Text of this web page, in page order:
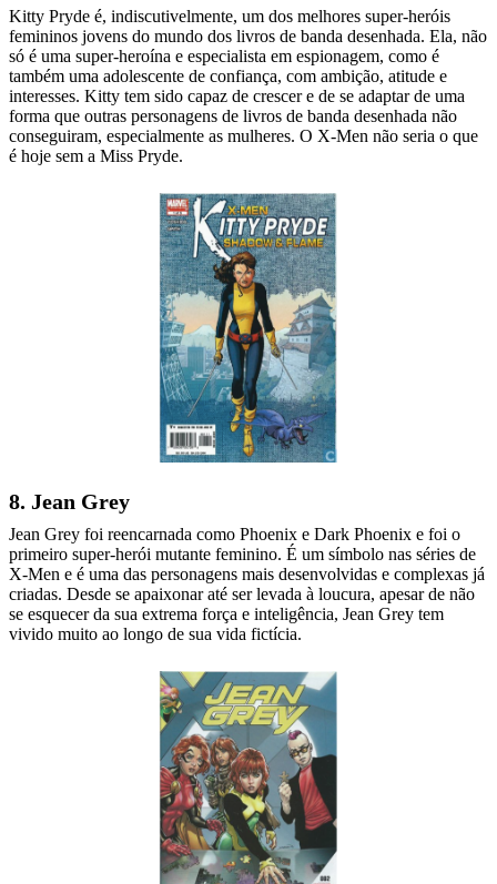
Kitty Pryde é, indiscutivelmente, um dos melhores super-heróis
femininos jovens do mundo dos livros de banda desenhada. Ela, não
só é uma super-heroína e especialista em espionagem, como é
também uma adolescente de confiança, com ambição, atitude e
interesses. Kitty tem sido capaz de crescer e de se adaptar de uma
forma que outras personagens de livros de banda desenhada não
conseguiram, especialmente as mulheres. O X-Men não seria o que
é hoje sem a Miss Pryde.
8. Jean Grey
Jean Grey foi reencarnada como Phoenix e Dark Phoenix e foi o
primeiro super-herói mutante feminino. É um símbolo nas séries de
X-Men e é uma das personagens mais desenvolvidas e complexas já
criadas. Desde se apaixonar até ser levada à loucura, apesar de não
se esquecer da sua extrema força e inteligência, Jean Grey tem
vivido muito ao longo de sua vida fictícia.